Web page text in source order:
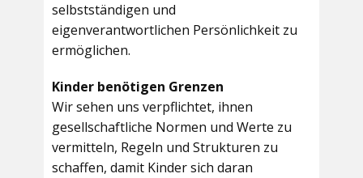
selbstständigen und
eigenverantwortlichen Persönlichkeit zu
ermöglichen.
Kinder benötigen Grenzen
Wir sehen uns verpflichtet, ihnen
gesellschaftliche Normen und Werte zu
vermitteln, Regeln und Strukturen zu
schaffen, damit Kinder sich daran